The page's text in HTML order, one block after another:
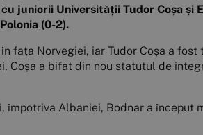
juniorii Universității Tudor Coșa și
(0-2).
fața Norvegiei, iar Tudor Coșa a
Coșa a bifat din nou statutul de
Albaniei, Bodnar a început